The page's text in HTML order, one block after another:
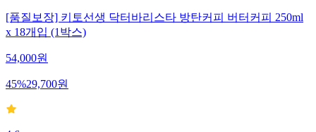
[품질보장] 키토선생 닥터바리스타 방탄커피 버터커피 250ml
x 18개입 (1박스)
54,000원
45%29,700원